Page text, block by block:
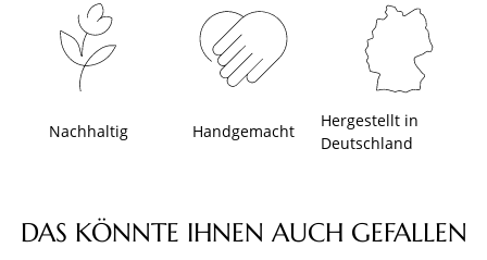
Nachhaltig Handgemacht
Hergestellt in
Deutschland
Produktgalerie überspringen
DAS KÖNNTE IHNEN AUCH GEFALLEN